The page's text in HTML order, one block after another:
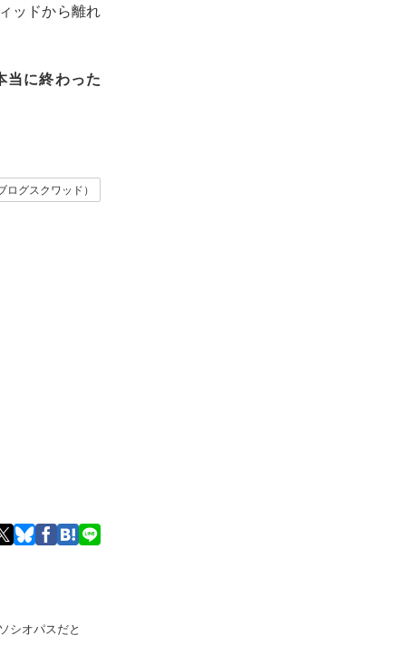
ッドから離れ
当に終わった
グスクワッド）
シオパスだと